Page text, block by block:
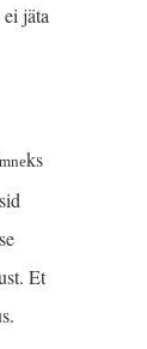
jäta
ks
Et